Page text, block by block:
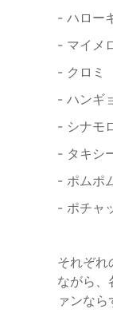
- ハロー
- マイメ
- クロミ
- ハンギ
- シナモ
- タキシ
- ポムポ
- ポチャ
それぞれ
ながら、
ァンなら